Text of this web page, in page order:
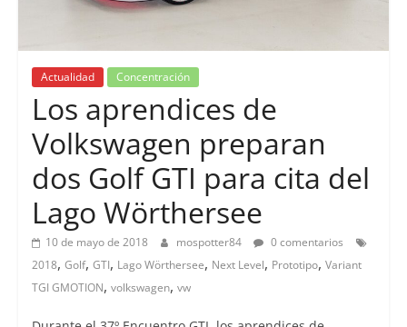
Actualidad Concentración
Los aprendices de
Volkswagen preparan
dos Golf GTI para cita del
Lago Wörthersee
10 de mayo de 2018 mospotter84
0 comentarios
2018, Golf, GTI, Lago Wörthersee, Next Level, Prototipo, Variant
TGI GMOTION, volkswagen, vw